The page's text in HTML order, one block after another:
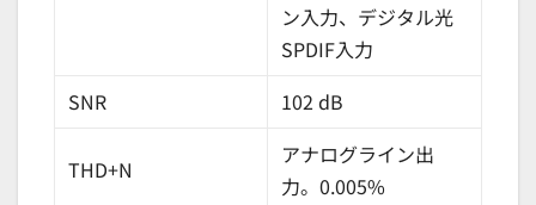
ン入力、デジタル光
SPDIF入力
SNR
102 dB
THD+N
アナログライン出
力。0.005%